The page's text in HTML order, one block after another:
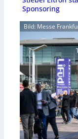
Sponsoring
Bild: Messe